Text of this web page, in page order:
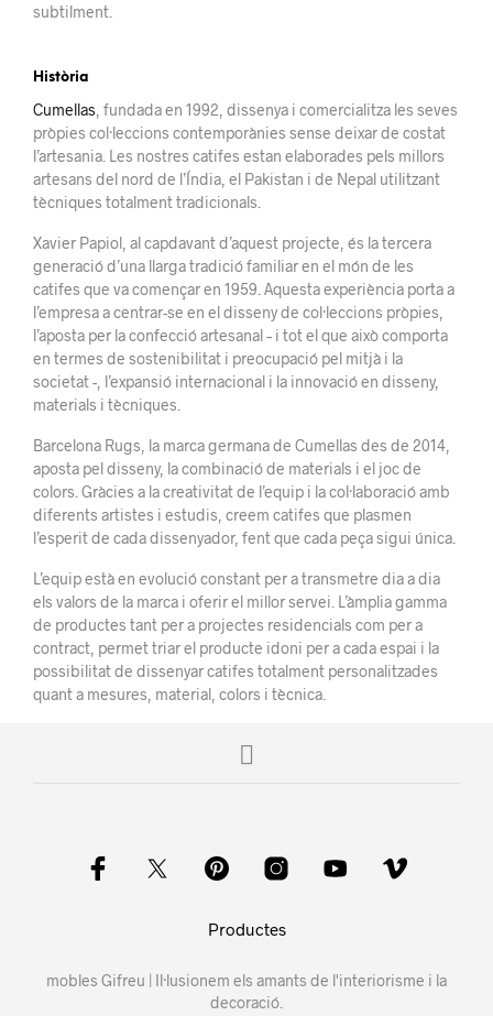
subtilment.
Història
Cumellas , fundada en 1992, dissenya i comercialitza les seves
pròpies col·leccions contemporànies sense deixar de costat
l’artesania. Les nostres catifes estan elaborades pels millors
artesans del nord de l’Índia, el Pakistan i de Nepal utilitzant
tècniques totalment tradicionals.
Xavier Papiol, al capdavant d’aquest projecte, és la tercera
generació d’una llarga tradició familiar en el món de les
catifes que va començar en 1959. Aquesta experiència porta a
l’empresa a centrar-se en el disseny de col·leccions pròpies,
l’aposta per la confecció artesanal – i tot el que això comporta
en termes de sostenibilitat i preocupació pel mitjà i la
societat -, l’expansió internacional i la innovació en disseny,
materials i tècniques.
Barcelona Rugs, la marca germana de Cumellas des de 2014,
aposta pel disseny, la combinació de materials i el joc de
colors. Gràcies a la creativitat de l’equip i la col·laboració amb
diferents artistes i estudis, creem catifes que plasmen
l’esperit de cada dissenyador, fent que cada peça sigui única.
L’equip està en evolució constant per a transmetre dia a dia
els valors de la marca i oferir el millor servei. L’àmplia gamma
de productes tant per a projectes residencials com per a
contract, permet triar el producte idoni per a cada espai i la
possibilitat de dissenyar catifes totalment personalitzades
quant a mesures, material, colors i tècnica.
Productes
mobles Gifreu | Il·lusionem els amants de l'interiorisme i la
decoració.